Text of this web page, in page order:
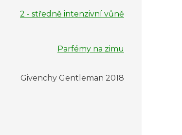
2 - středně intenzivní vůně
Parfémy na zimu
Givenchy Gentleman 2018